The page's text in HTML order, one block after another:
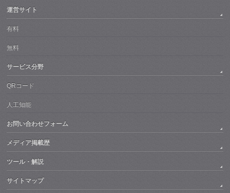
運営サイト
有料
無料
サービス分野
QRコード
人工知能
お問い合わせフォーム
メディア掲載歴
ツール・解説
サイトマップ